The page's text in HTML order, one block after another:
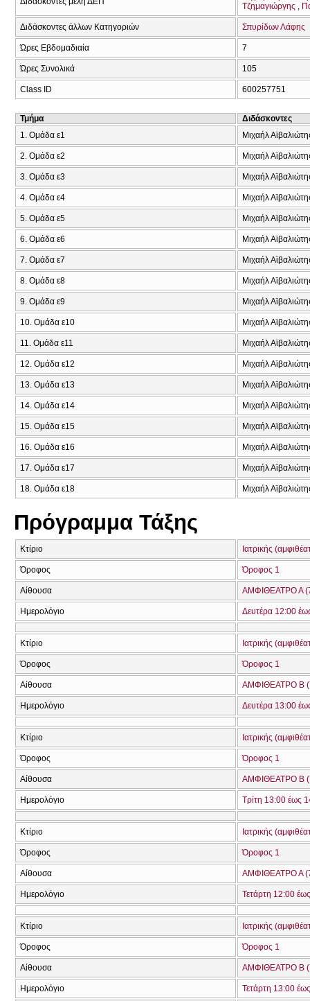
Τζημαγιώργης
Διδάσκοντες άλλων Κατηγοριών Σπυρίδων Λάφης
Ώρες Εβδομαδιαία 7
Ώρες Συνολικά 105
Class ID 600257751
Τμήμα
Διδάσκοντες
1. Ομάδα ε1
Μιχαήλ
2. Ομάδα ε2 Μιχαήλ
3. Ομάδα ε3 Μιχαήλ
4. Ομάδα ε4 Μιχαήλ
5. Ομάδα ε5 Μιχαήλ
6. Ομάδα ε6 Μιχαήλ
7. Ομάδα ε7 Μιχαήλ
8. Ομάδα ε8 Μιχαήλ
9. Ομάδα ε9 Μιχαήλ
10. Ομάδα ε10 Μιχαήλ
11. Ομάδα ε11 Μιχαήλ
12. Ομάδα ε12 Μιχαήλ
13. Ομάδα ε13 Μιχαήλ
14. Ομάδα ε14 Μιχαήλ
15. Ομάδα ε15 Μιχαήλ
16. Ομάδα ε16 Μιχαήλ
17. Ομάδα ε17 Μιχαήλ
18. Ομάδα ε18 Μιχαήλ
Πρόγραμμα Τάξης
Κτίριο Ιατρικής
Όροφος Όροφος 1
Αίθουσα ΑΜΦΙΘΕΑΤΡΟ Α
Ημερολόγιο Δευτέρα 12:00
Κτίριο Ιατρικής
Όροφος Όροφος 1
Αίθουσα ΑΜΦΙΘΕΑΤΡΟ Β
Ημερολόγιο Δευτέρα 13:00
Κτίριο Ιατρικής
Όροφος Όροφος 1
Αίθουσα ΑΜΦΙΘΕΑΤΡΟ Β
Ημερολόγιο Τρίτη 13:00 έως
Κτίριο Ιατρικής
Όροφος Όροφος 1
Αίθουσα ΑΜΦΙΘΕΑΤΡΟ Α
Ημερολόγιο Τετάρτη 12:00
Κτίριο Ιατρικής
Όροφος Όροφος 1
Αίθουσα ΑΜΦΙΘΕΑΤΡΟ Β
Ημερολόγιο Τετάρτη 13:00